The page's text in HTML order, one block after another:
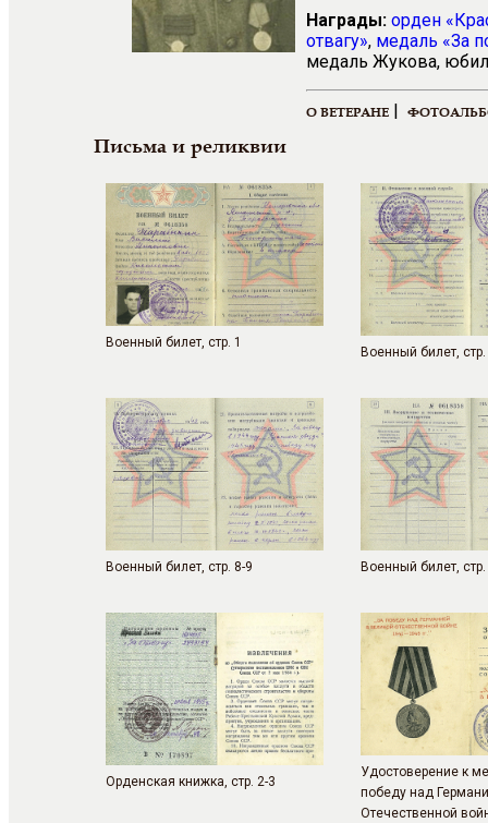
Награды: орден
отвагу», медаль «За
медаль Жукова,
О ВЕТЕРАНЕ |
Письма и реликвии
Военный билет, стр. 1
Военный билет, стр.
Военный билет, стр. 8-9 Военный билет,
Орденская книжка, стр. 2-3
Удостоверение к
победу над
Отечественной